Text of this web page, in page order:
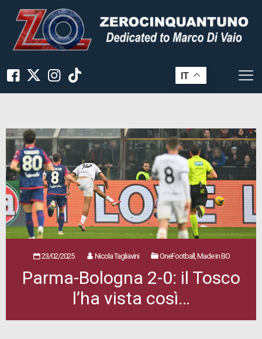
IT
23/02/2025 Nicola Tagliavini OneFootball, Made in BO
Parma-Bologna 2-0: il Tosco
l’ha vista così…